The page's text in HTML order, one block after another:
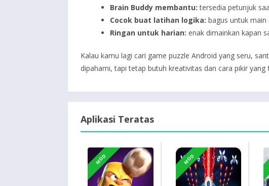
Brain Buddy membantu: tersedia petunjuk
Cocok buat latihan logika: bagus untuk main
Ringan untuk harian: enak dimainkan kapan
Kalau kamu lagi cari game puzzle Android yang seru,
dipahami, tapi tetap butuh kreativitas dan cara pikir
Aplikasi Teratas
MOD MOD